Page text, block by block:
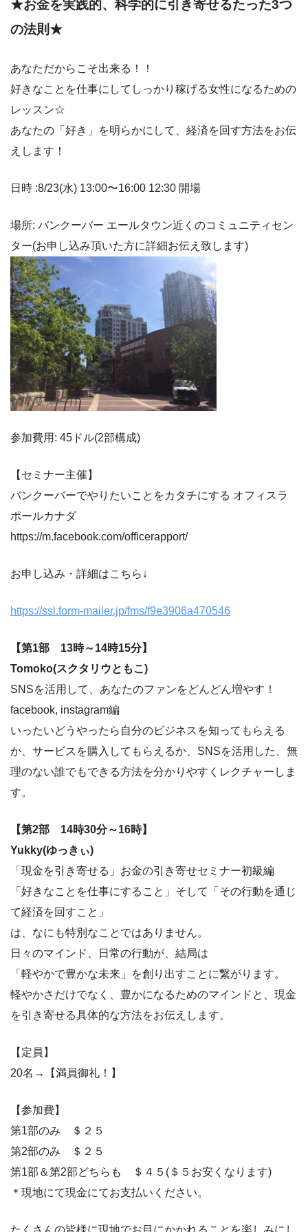
★お金を実践的、科学的に引き寄せるたった3つ
の法則★
あなただからこそ出来る！！
好きなことを仕事にしてしっかり稼げる女性になるための
レッスン☆
あなたの「好き」を明らかにして、経済を回す方法をお伝
えします！
日時 :8/23(水) 13:00〜16:00 12:30 開場
場所: バンクーバー エールタウン近くのコミュニティセン
ター(お申し込み頂いた方に詳細お伝え致します)
参加費用: 45ドル(2部構成)
【セミナー主催】
バンクーバーでやりたいことをカタチにする オフィスラ
ポールカナダ
https://m.facebook.com/officerapport/
お申し込み・詳細はこちら↓
https://ssl.form-mailer.jp/fms/f9e3906a470546
【第1部 13時～14時15分】
Tomoko(スクタリウともこ)
SNSを活用して、あなたのファンをどんどん増やす！
facebook, instagram編
いったいどうやったら自分のビジネスを知ってもらえる
か、サービスを購入してもらえるか、SNSを活用した、無
理のない誰でもできる方法を分かりやすくレクチャーしま
す。
【第2部 14時30分～16時】
Yukky(ゆっきぃ)
「現金を引き寄せる」お金の引き寄せセミナー初級編
「好きなことを仕事にすること」そして「その行動を通じ
て経済を回すこと」
は、なにも特別なことではありません。
日々のマインド、日常の行動が、結局は
「軽やかで豊かな未来」を創り出すことに繋がります。
軽やかさだけでなく、豊かになるためのマインドと、現金
を引き寄せる具体的な方法をお伝えします。
【定員】
20名→【満員御礼！】
【参加費】
第1部のみ ＄２５
第2部のみ ＄２５
第1部＆第2部どちらも ＄４５(＄５お安くなります)
＊現地にて現金にてお支払いください。
たくさんの皆様に現地でお目にかかれることを楽しみにし